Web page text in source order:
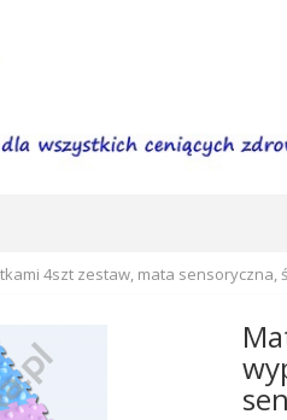
4szt zestaw, mata sensoryczna,